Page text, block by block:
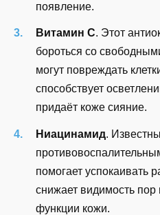
появление.
Витамин C. Этот
бороться со
могут повреждать
способствует
придаёт коже сияние.
Ниацинамид.
помогает успокаивать
снижает видимость
функции кожи.